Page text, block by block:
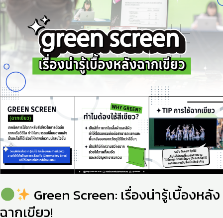
Green Screen: เรื่องน่ารู้เบื้องหลัง
ฉากเขียว!
น่า
เบื้อง
หลัง
ฉาก
เขียว!